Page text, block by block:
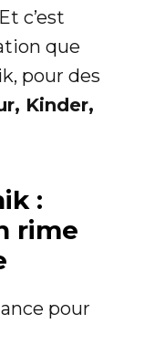
c’est
que
pour des
Kinder,
:
rime
pour